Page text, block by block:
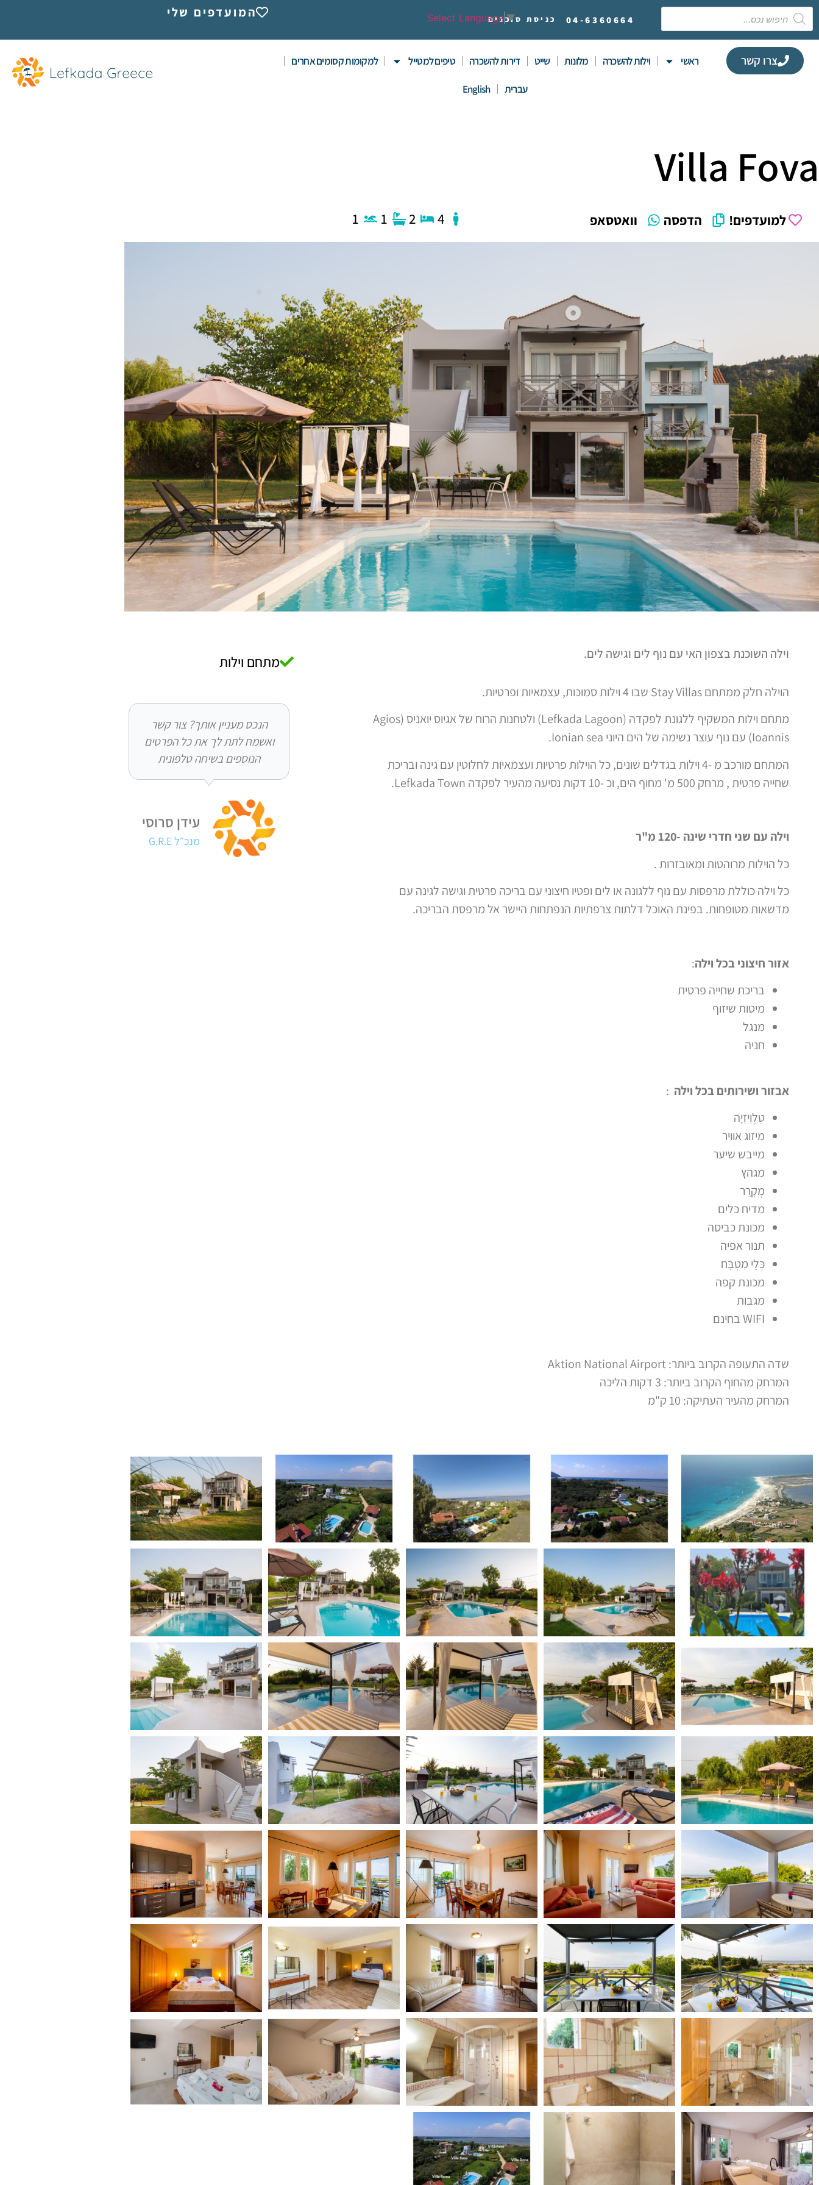
04-6360664 כניסת סוכניםSelect Language▼ המועדפים שלי
צרו קשר ראשי וילות להשכרה מלונות שייט דירות להשכרה טיפים למטייל למקומות קסומים אחרים
עברית English
Villa Fova
למועדפים! הדפסה וואטסאפ 4
2
1
1
וילה השוכנת בצפון האי עם נוף לים וגישה לים.
הוילה חלק ממתחם Stay Villas שבו 4 וילות סמוכות, עצמאיות ופרטיות.
מתחם וילות המשקיף ללגונת לפקדה (Lefkada Lagoon) ולטחנות הרוח של אגיוס יואניס (Agios
Ioannis) עם נוף עוצר נשימה של הים היוני Ionian sea.
המתחם מורכב מ -4 וילות בגדלים שונים, כל הוילות פרטיות ועצמאיות לחלוטין עם גינה ובריכת
שחייה פרטית , מרחק 500 מ' מחוף הים, וכ -10 דקות נסיעה מהעיר לפקדה Lefkada Town.
וילה עם שני חדרי שינה -120 מ"ר
כל הוילות מרוהטות ומאובזרות .
כל וילה כוללת מרפסות עם נוף ללגונה או לים ופטיו חיצוני עם בריכה פרטית וגישה לגינה עם
מדשאות מטופחות. בפינת האוכל דלתות צרפתיות הנפתחות היישר אל מרפסת הבריכה.
אזור חיצוני בכל וילה:
בריכת שחייה פרטית
מיטות שיזוף
מנגל
חניה
אבזור ושירותים בכל וילה :
טֵלֶוִיזִיָה
מיזוג אוויר
מייבש שיער
מגהץ
מְקָרֵר
מדיח כלים
מכונת כביסה
תנור אפיה
כְּלֵי מִטְבָּח
מכונת קפה
מגבות
WIFI בחינם
שדה התעופה הקרוב ביותר: Aktion National Airport
המרחק מהחוף הקרוב ביותר: 3 דקות הליכה
המרחק מהעיר העתיקה: 10 ק"מ
מתחם וילות
הנכס מעניין אותך? צור קשר
ואשמח לתת לך את כל הפרטים
הנוספים בשיחה טלפונית
עידן סרוסי
מנכ״ל G.R.E